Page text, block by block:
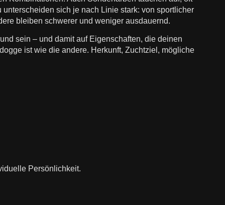
sich je nach Linie stark: von sportlicher
bleiben schwerer und weniger ausdauernd.
sein – und damit auf Eigenschaften, die deinen
ist wie die andere. Herkunft, Zuchtziel, mögliche
Persönlichkeit.